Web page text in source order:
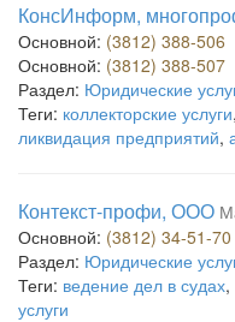
КонсИнформ,
Основной: (3812) 388-506
Основной: (3812) 388-507
Раздел: Юридические
Теги: коллекторские услуги,
ликвидация предприятий,
Контекст-профи, ООО
Основной: (3812) 34-51-70
Раздел: Юридические
Теги: ведение дел в судах,
услуги